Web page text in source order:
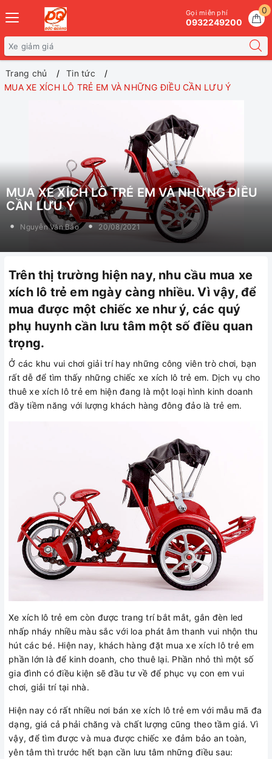
0
Gọi miễn phí
0932249200
Trang chủ
Tin tức
MUA XE XÍCH LÔ TRẺ EM VÀ NHỮNG ĐIỀU CẦN LƯU Ý
MUA XE XÍCH LÔ TRẺ EM VÀ NHỮNG ĐIỀU
CẦN LƯU Ý
Nguyễn Văn Bảo 20/08/2021
Trên thị trường hiện nay, nhu cầu mua xe
xích lô trẻ em ngày càng nhiều. Vì vậy, để
mua được một chiếc xe như ý, các quý
phụ huynh cần lưu tâm một số điều quan
trọng.
Ở các khu vui chơi giải trí hay những công viên trò chơi, bạn
rất dễ để tìm thấy những chiếc xe xích lô trẻ em. Dịch vụ cho
thuê xe xích lô trẻ em hiện đang là một loại hình kinh doanh
đầy tiềm năng với lượng khách hàng đông đảo là trẻ em.
Xe xích lô trẻ em còn được trang trí bắt mắt, gắn đèn led
nhấp nháy nhiều màu sắc với loa phát âm thanh vui nhộn thu
hút các bé. Hiện nay, khách hàng đặt mua xe xích lô trẻ em
phần lớn là để kinh doanh, cho thuê lại. Phần nhỏ thì một số
gia đình có điều kiện sẽ đầu tư về để phục vụ con em vui
chơi, giải trí tại nhà.
Hiện nay có rất nhiều nơi bán xe xích lô trẻ em với mẫu mã đa
dạng, giá cả phải chăng và chất lượng cũng theo tầm giá. Vì
vậy, để tìm được và mua được chiếc xe đảm bảo an toàn,
yên tâm thì trước hết bạn cần lưu tâm những điều sau: